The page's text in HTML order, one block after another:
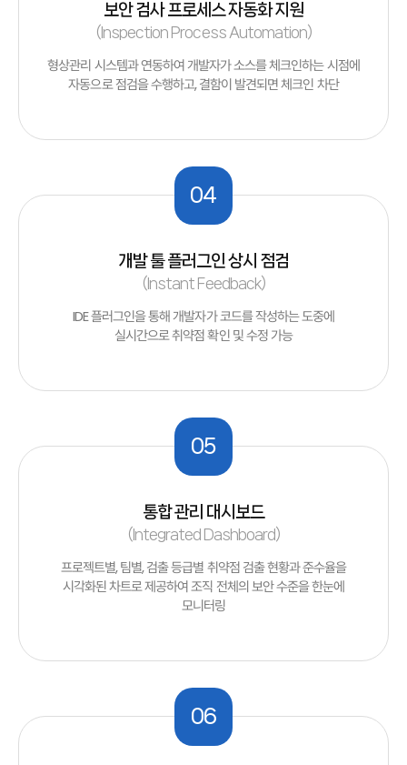
보안 검사 프로세스 자동화 지원
(Inspection Process Automation)
형상관리 시스템과 연동하여 개발자가 소스를 체크인하는 시점에
자동으로 점검을 수행하고, 결함이 발견되면 체크인 차단
04
개발 툴 플러그인 상시 점검
(Instant Feedback)
IDE 플러그인을 통해 개발자가 코드를 작성하는 도중에
실시간으로 취약점 확인 및 수정 가능
05
통합 관리 대시보드
(Integrated Dashboard)
프로젝트별, 팀별, 검출 등급별 취약점 검출 현황과 준수율을
시각화된 차트로 제공하여 조직 전체의 보안 수준을 한눈에
모니터링
06